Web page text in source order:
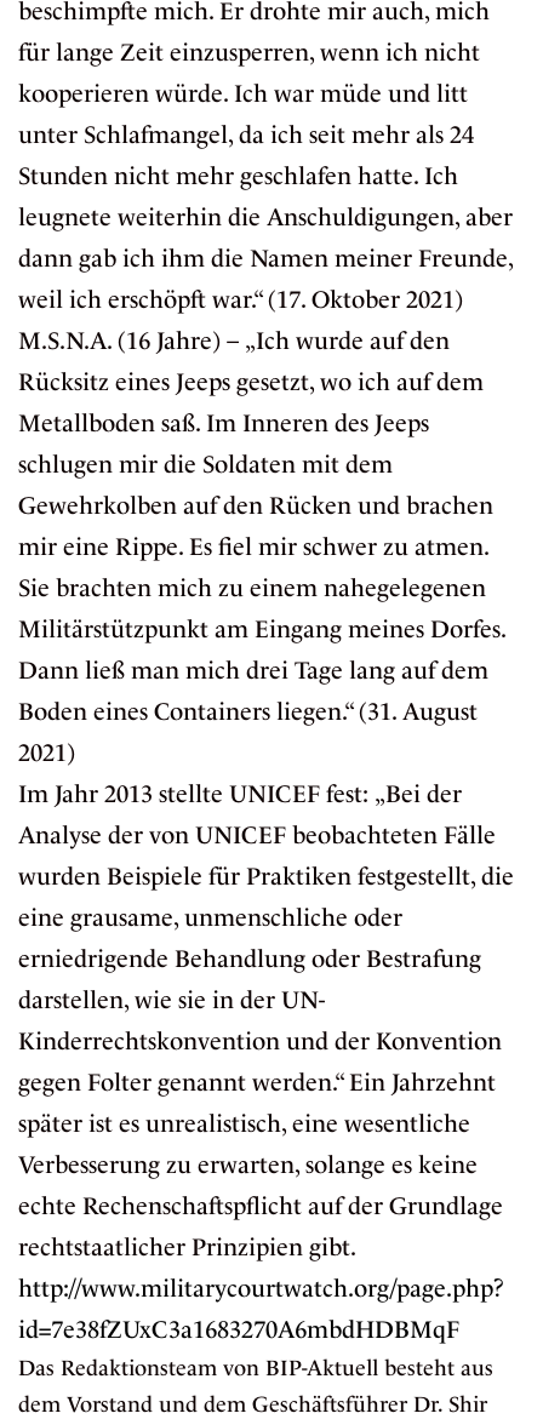
beschimpfte mich. Er drohte mir auch, mich
für lange Zeit einzusperren, wenn ich nicht
kooperieren würde. Ich war müde und litt
unter Schlafmangel, da ich seit mehr als 24
Stunden nicht mehr geschlafen hatte. Ich
leugnete weiterhin die Anschuldigungen, aber
dann gab ich ihm die Namen meiner Freunde,
weil ich erschöpft war.“ (17. Oktober 2021)
M.S.N.A. (16 Jahre) – „Ich wurde auf den
Rücksitz eines Jeeps gesetzt, wo ich auf dem
Metallboden saß. Im Inneren des Jeeps
schlugen mir die Soldaten mit dem
Gewehrkolben auf den Rücken und brachen
mir eine Rippe. Es fiel mir schwer zu atmen.
Sie brachten mich zu einem nahegelegenen
Militärstützpunkt am Eingang meines Dorfes.
Dann ließ man mich drei Tage lang auf dem
Boden eines Containers liegen.“ (31. August
2021)
Im Jahr 2013 stellte UNICEF fest: „Bei der
Analyse der von UNICEF beobachteten Fälle
wurden Beispiele für Praktiken festgestellt, die
eine grausame, unmenschliche oder
erniedrigende Behandlung oder Bestrafung
darstellen, wie sie in der UN-
Kinderrechtskonvention und der Konvention
gegen Folter genannt werden.“ Ein Jahrzehnt
später ist es unrealistisch, eine wesentliche
Verbesserung zu erwarten, solange es keine
echte Rechenschaftspflicht auf der Grundlage
rechtstaatlicher Prinzipien gibt.
http://www.militarycourtwatch.org/page.php?
id=7e38fZUxC3a1683270A6mbdHDBMqF
Das Redaktionsteam von BIP-Aktuell besteht aus
dem Vorstand und dem Geschäftsführer Dr. Shir